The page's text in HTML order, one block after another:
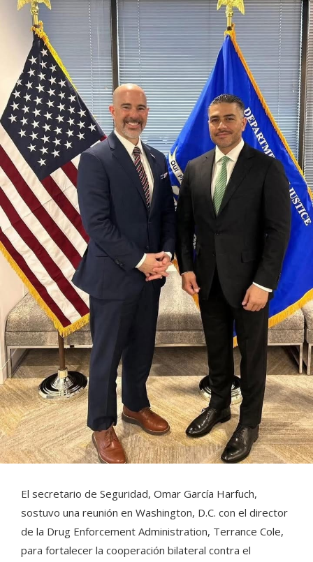
El secretario de Seguridad, Omar García Harfuch,
sostuvo una reunión en Washington, D.C. con el director
de la Drug Enforcement Administration, Terrance Cole,
para fortalecer la cooperación bilateral contra el